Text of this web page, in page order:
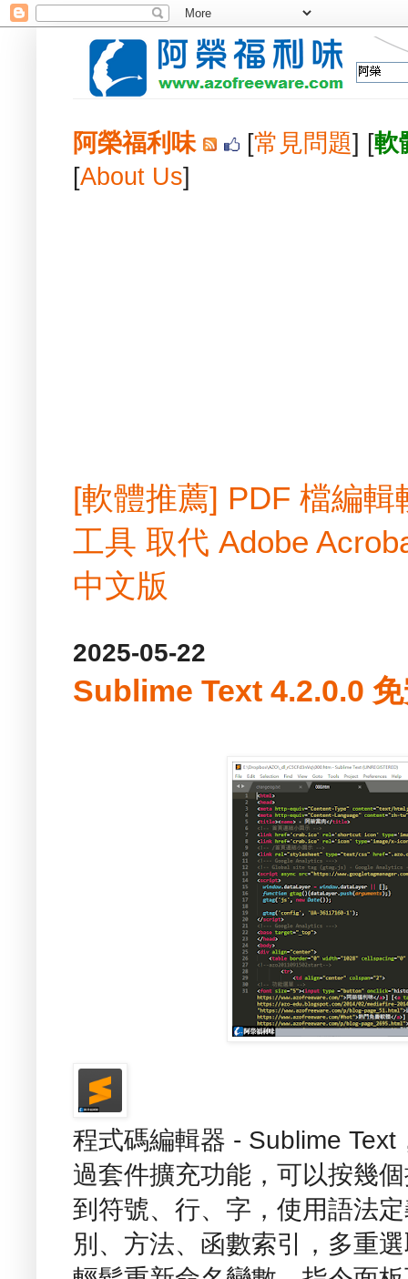
阿榮福利味 [常見問題] [軟
[About Us]
[軟體推薦] PDF 檔編
工具 取代 Adobe
中文版
2025-05-22
Sublime Text 4.2.0.0
程式碼編輯器 - Sublime
過套件擴充功能，可以按幾
到符號、行、字，使用語法
別、方法、函數索引，多重